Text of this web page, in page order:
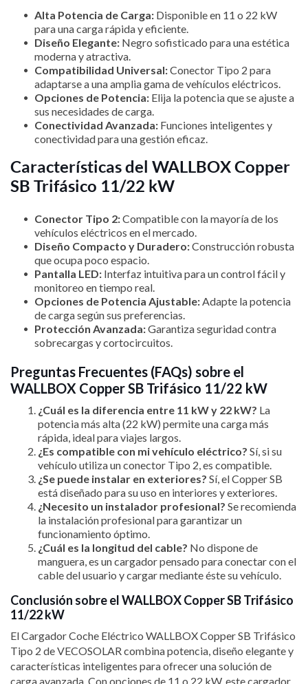
Alta Potencia de Carga: Disponible en 11 o 22 kW
para una carga rápida y eficiente.
Diseño Elegante: Negro sofisticado para una estética
moderna y atractiva.
Compatibilidad Universal:Conector Tipo 2 para
adaptarse a una amplia gama de vehículos eléctricos.
Opciones de Potencia: Elija la potencia que se ajuste a
sus necesidades de carga.
Conectividad Avanzada: Funciones inteligentes y
conectividad para una gestión eficaz.
Características del WALLBOX Copper
SB Trifásico 11/22 kW
Conector Tipo 2:Compatible con la mayoría de los
vehículos eléctricos en el mercado.
Diseño Compacto y Duradero:Construcción robusta
que ocupa poco espacio.
Pantalla LED: Interfaz intuitiva para un control fácil y
monitoreo en tiempo real.
Opciones de Potencia Ajustable: Adapte la potencia
de carga según sus preferencias.
Protección Avanzada:Garantiza seguridad contra
sobrecargas y cortocircuitos.
Preguntas Frecuentes (FAQs) sobre el
WALLBOX Copper SB Trifásico 11/22 kW
¿Cuál es la diferencia entre 11 kW y 22 kW? La
potencia más alta (22 kW) permite una carga más
rápida, ideal para viajes largos.
¿Es compatible con mi vehículo eléctrico? Sí, si su
vehículo utiliza un conector Tipo 2, es compatible.
¿Se puede instalar en exteriores? Sí, el Copper SB
está diseñado para su uso en interiores y exteriores.
¿Necesito un instalador profesional? Se recomienda
la instalación profesional para garantizar un
funcionamiento óptimo.
¿Cuál es la longitud del cable? No dispone de
manguera, es un cargador pensado para conectar con el
cable del usuario y cargar mediante éste su vehículo.
Conclusión sobre el WALLBOX Copper SB Trifásico
11/22 kW
El Cargador Coche Eléctrico WALLBOX Copper SB Trifásico
Tipo 2 de VECOSOLAR combina potencia, diseño elegante y
características inteligentes para ofrecer una solución de
carga avanzada. Con opciones de 11 o 22 kW, este cargador